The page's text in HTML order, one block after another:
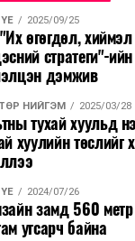
2025/09/25
өгөгдөл,
стратеги"-
дэмжив
НИЙГЭМ 2025/03/28
тухай хуульд
хуулийн төслийг
2024/07/26
замд 560
угсарч байна